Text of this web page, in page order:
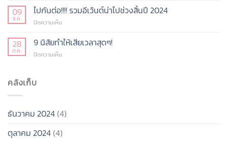
แรง
สัญญาณ
บอก
เรา
รีบ
มี
ก็ได้!
09
ธ.ค.
ไปกันต่อ!!!! รวมอีเว้นต์น่าไปช่วงสิ้นปี 2024
ปิดความเห็น
กัน
ต่อ!!!!
สิ้น
2024
28
ต.ค.
9 นิสัยทำให้เสียเวลาสุดๆ!
ปิดความเห็น
คลังเก็บ
ธันวาคม 2024(4)
ตุลาคม 2024(4)